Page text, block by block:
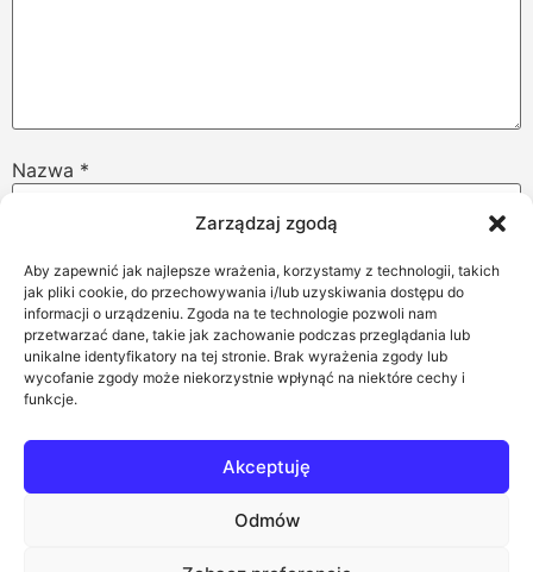
Zarządzaj zgodą
Aby zapewnić jak najlepsze wrażenia, korzystamy z technologii, takich
jak pliki cookie, do przechowywania i/lub uzyskiwania dostępu do
informacji o urządzeniu. Zgoda na te technologie pozwoli nam
przetwarzać dane, takie jak zachowanie podczas przeglądania lub
unikalne identyfikatory na tej stronie. Brak wyrażenia zgody lub
wycofanie zgody może niekorzystnie wpłynąć na niektóre cechy i
funkcje.
Akceptuję
Odmów
Nazwa *
Adres email*
Witryna internetowa
Zapamiętaj moje dane w tej przeglądarce podczas
pisania kolejnych komentarzy.